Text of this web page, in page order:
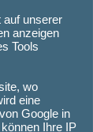
auf unserer
anzeigen
Tools
wo
eine
Google in
Ihre IP